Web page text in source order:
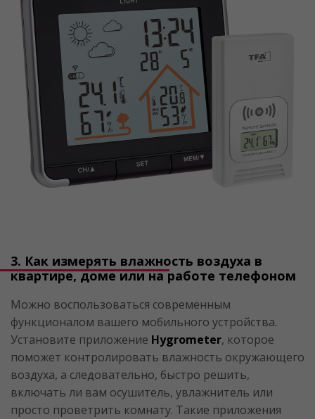
3. Как измерять влажность воздуха в
квартире, доме или на работе телефоном
Можно воспользоваться современным
функционалом вашего мобильного устройства.
Установите приложение Hygrometer, которое
поможет контролировать влажность окружающего
воздуха, а следовательно, быстро решить,
включать ли вам осушитель, увлажнитель или
просто проветрить комнату. Такие приложения